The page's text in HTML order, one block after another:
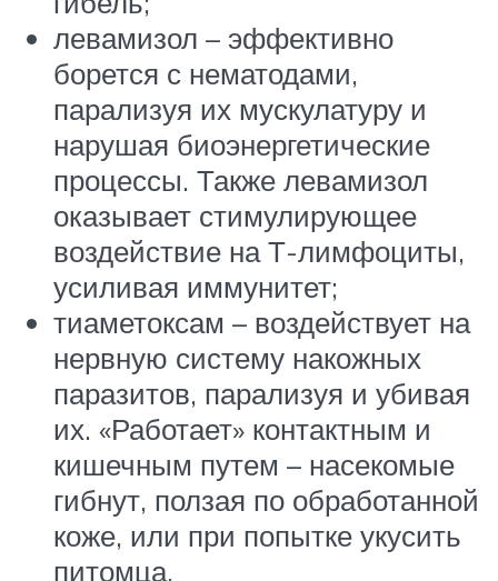
левамизол – эффективно
борется с нематодами,
парализуя их мускулатуру и
нарушая биоэнергетические
процессы. Также левамизол
оказывает стимулирующее
воздействие на Т-лимфоциты,
усиливая иммунитет;
тиаметоксам – воздействует на
нервную систему накожных
паразитов, парализуя и убивая
их. «Работает» контактным и
кишечным путем – насекомые
гибнут, ползая по обработанной
коже, или при попытке укусить
питомца.